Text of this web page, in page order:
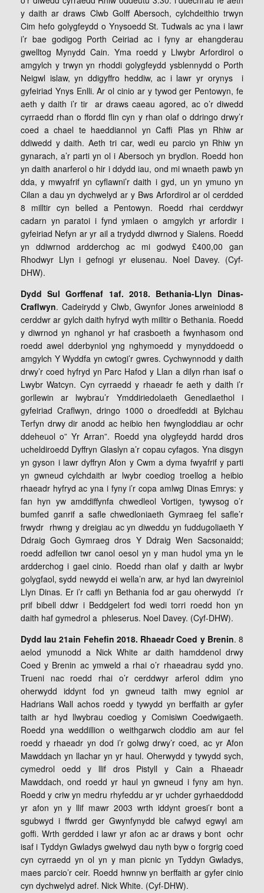
y daith ar draws Clwb Golff Abersoch, cylchdeithio trwyn
Cim hefo golygfeydd o Ynysoedd St. Tudwals ac yna i lawr
i’r bae godigog Porth Ceiriad ac i fyny ar ehangderau
gwelltog Mynydd Cain. Yma roedd y Llwybr Arfordirol o
amgylch y trwyn yn rhoddi golygfeydd ysblennydd o Porth
Neigwl islaw, yn ddigyffro heddiw, ac i lawr yr orynys i
gyfeiriad Ynys Enlli. Ar ol cinio ar y tywod ger Pentowyn, fe
aeth y daith i’r tir ar draws caeau agored, ac o’r diwedd
cyrraedd rhan o ffordd flin cyn y rhan olaf o ddringo drwy’r
coed a chael te haeddiannol yn Caffi Plas yn Rhiw ar
ddiwedd y daith. Aeth tri car, wedi eu parcio yn Rhiw yn
gynarach, a’r parti yn ol i Abersoch yn brydlon. Roedd hon
yn daith anarferol o hir i ddydd iau, ond mi wnaeth pawb yn
dda, y mwyafrif yn cyflawni’r daith i gyd, un yn ymuno yn
Cilan a dau yn dychwelyd ar y Bws Arfordirol ar ol cerdded
8 milltir cyn belled a Pentowyn. Roedd rhai cerddwyr
cadarn yn paratoi i fynd ymlaen o amgylch yr arfordir i
gyfeiriad Nefyn ar yr ail a trydydd diwrnod y Sialens. Roedd
yn ddiwrnod ardderchog ac mi godwyd £400,00 gan
Rhodwyr Llyn i gefnogi yr elusenau. Noel Davey. (Cyf-
DHW).
Dydd Sul Gorffenaf 1af. 2018. Bethania-Llyn Dinas-
Craflwyn. Cadeirydd y Clwb, Gwynfor Jones arweiniodd 8
cerddwr ar gylch daith hyfryd wyth milltir o Bethania. Roedd
y diwrnod yn nghanol yr haf crasboeth a fwynhasom ond
roedd awel dderbyniol yng nghymoedd y mynyddoedd o
amgylch Y Wyddfa yn cwtogi’r gwres. Cychwynnodd y daith
drwy’r coed hyfryd yn Parc Hafod y Llan a dilyn rhan isaf o
Lwybr Watcyn. Cyn cyrraedd y rhaeadr fe aeth y daith i’r
gorllewin ar lwybrau’r Ymddiriedolaeth Genedlaethol i
gyfeiriad Craflwyn, dringo 1000 o droedfeddi at Bylchau
Terfyn drwy dir anodd ac heibio hen fwyngloddiau ar ochr
ddeheuol o” Yr Arran”. Roedd yna olygfeydd hardd dros
ucheldiroedd Dyffryn Glaslyn a’r copau cyfagos. Yna disgyn
yn gyson i lawr dyffryn Afon y Cwm a dyma fwyafrif y parti
yn gwneud cylchdaith ar lwybr coediog troellog a heibio
rhaeadr hyfryd ac yna i fyny i’r copa amlwg Dinas Emrys: y
fan hyn yw amddiffynfa chwedleol Vortigen, tywysog o’r
bumfed ganrif a safle chwedloniaeth Gymraeg fel safle’r
frwydr rhwng y dreigiau ac yn diweddu yn fuddugoliaeth Y
Ddraig Goch Gymraeg dros Y Ddraig Wen Sacsonaidd;
roedd adfeilion twr canol oesol yn y man hudol yma yn le
ardderchog i gael cinio. Roedd rhan olaf y daith ar lwybr
golygfaol, sydd newydd ei wella’n arw, ar hyd lan dwyreiniol
Llyn Dinas. Er i’r caffi yn Bethania fod ar gau oherwydd i’r
prif bibell ddwr i Beddgelert fod wedi torri roedd hon yn
daith haf gymedrol a phleserus. Noel Davey. (Cyf-DHW).
Dydd Iau 21ain Fehefin 2018. Rhaeadr Coed y Brenin. 8
aelod ymunodd a Nick White ar daith hamddenol drwy
Coed y Brenin ac ymweld a rhai o’r rhaeadrau sydd yno.
Trueni nac roedd rhai o’r cerddwyr arferol ddim yno
oherwydd iddynt fod yn gwneud taith mwy egniol ar
Hadrians Wall achos roedd y tywydd yn berffaith ar gyfer
taith ar hyd llwybrau coediog y Comisiwn Coedwigaeth.
Roedd yna weddillion o weithgarwch cloddio am aur fel
roedd y rhaeadr yn dod i’r golwg drwy’r coed, ac yr Afon
Mawddach yn llachar yn yr haul. Oherwydd y tywydd sych,
cymedrol oedd y llif dros Pistyll y Cain a Rhaeadr
Mawddach, ond roedd yr haul yn gwneud i fyny am hyn.
Roedd y criw yn medru rhyfeddu ar yr uchder gyrhaeddodd
yr afon yn y llif mawr 2003 wrth iddynt groesi’r bont a
sgubwyd i ffwrdd ger Gwynfynydd ble cafwyd egwyl am
goffi. Wrth gerdded i lawr yr afon ac ar draws y bont ochr
isaf i Tyddyn Gwladys gwelwyd dau nyth byw o forgrig coed
cyn cyrraedd yn ol yn y man picnic yn Tyddyn Gwladys,
maes parcio’r ceir. Roedd hwnnw yn berffaith ar gyfer cinio
cyn dychwelyd adref. Nick White. (Cyf-DHW).